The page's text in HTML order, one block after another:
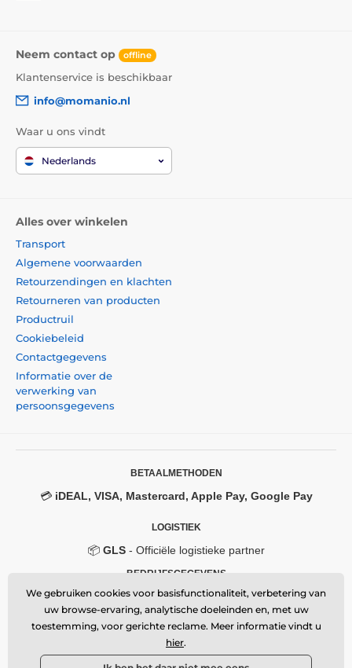
Neem contact op offline
Klantenservice is beschikbaar
info@momanio.nl
Waar u ons vindt
Nederlands
Alles over winkelen
Transport
Algemene voorwaarden
Retourzendingen en klachten
Retourneren van producten
Productruil
Cookiebeleid
Contactgegevens
Informatie over de
verwerking van
persoonsgegevens
BETAALMETHODEN
💳 iDEAL, VISA, Mastercard, Apple Pay, Google Pay
LOGISTIEK
📦 GLS- Officiële logistieke partner
BEDRIJFSGEGEVENS
Momanio s.r.o.
Okružní 361/14, 747 18, Píšť, Czech Republic
VAT: CZ09604707
info@momanio.nl
🔒 Beveiligde SSL-verbinding
We gebruiken cookies voor basisfunctionaliteit, verbetering van
uw browse-ervaring, analytische doeleinden en, met uw
toestemming, voor gerichte reclame. Meer informatie vindt u
hier.